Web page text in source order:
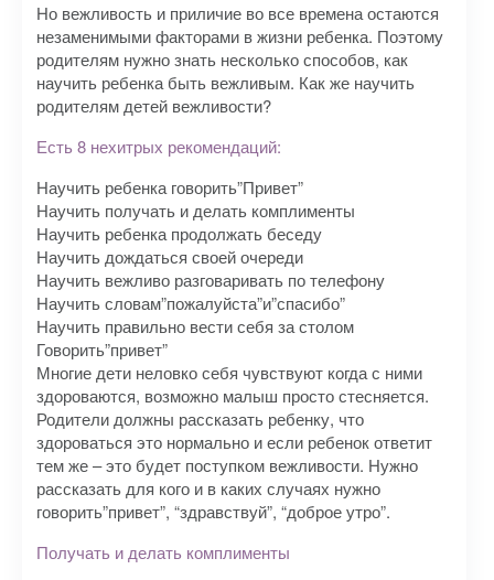
Но вежливость и приличие во все времена остаются
незаменимыми факторами в жизни ребенка. Поэтому
родителям нужно знать несколько способов, как
научить ребенка быть вежливым. Как же научить
родителям детей вежливости?
Есть 8 нехитрых рекомендаций:
Научить ребенка говорить”Привет”
Научить получать и делать комплименты
Научить ребенка продолжать беседу
Научить дождаться своей очереди
Научить вежливо разговаривать по телефону
Научить словам”пожалуйста”и”спасибо”
Научить правильно вести себя за столом
Говорить”привет”
Многие дети неловко себя чувствуют когда с ними
здороваются, возможно малыш просто стесняется.
Родители должны рассказать ребенку, что
здороваться это нормально и если ребенок ответит
тем же – это будет поступком вежливости. Нужно
рассказать для кого и в каких случаях нужно
говорить”привет”, “здравствуй”, “доброе утро”.
Получать и делать комплименты